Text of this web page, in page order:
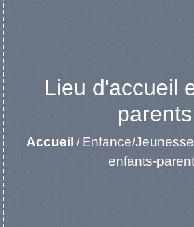
Lieu d'accueil
parents
Accueil / Enfance/Jeunesse
enfants-